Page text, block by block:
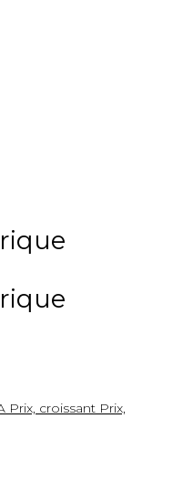
Prix, croissant Prix,